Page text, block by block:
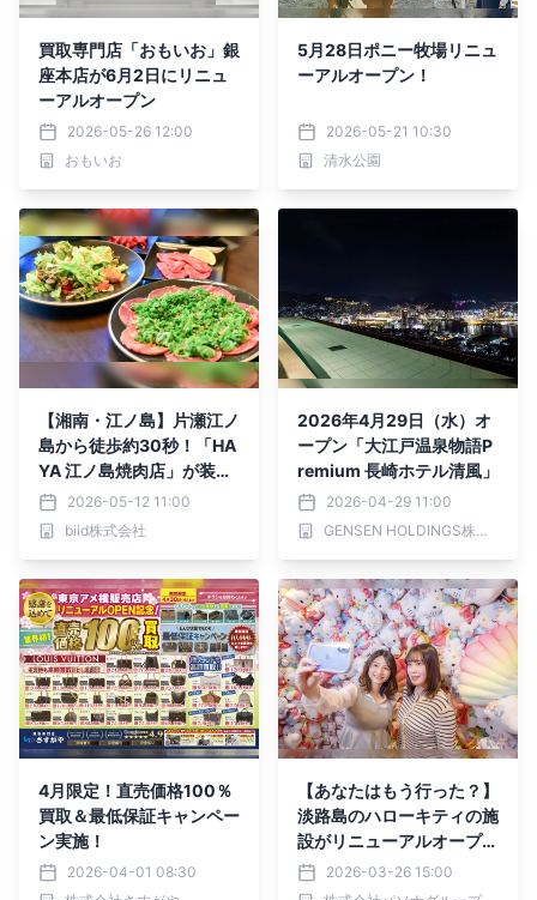
買取専門店「おもいお」銀
座本店が6月2日にリニュ
ーアルオープン
2026-05-26 12:00
おもいお
5月28日ポニー牧場リニュ
ーアルオープン！
2026-05-21 10:30
清水公園
【湘南・江ノ島】片瀬江ノ
島から徒歩約30秒！「HA
YA 江ノ島焼肉店」が装い
新たにグランドリニューア
ルオープンいたしました！
2026-05-12 11:00
biid株式会社
2026年4月29日（水）オ
ープン「大江戸温泉物語P
remium 長崎ホテル清風」
2026-04-29 11:00
GENSEN HOLDINGS株式会社
4月限定！直売価格100％
買取＆最低保証キャンペー
ン実施！
2026-04-01 08:30
【あなたはもう行った？】
淡路島のハローキティの施
設がリニューアルオープ
ン！ HELLO KITTY SMILE
リニューアル内観を公開！
2026-03-26 15:00